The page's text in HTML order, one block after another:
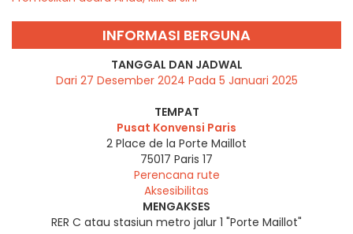
INFORMASI BERGUNA
TANGGAL DAN JADWAL
Dari 27 Desember 2024 Pada 5 Januari 2025
TEMPAT
Pusat Konvensi Paris
2 Place de la Porte Maillot
75017 Paris 17
Perencana rute
Aksesibilitas
MENGAKSES
RER C atau stasiun metro jalur 1 "Porte Maillot"